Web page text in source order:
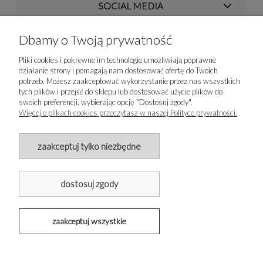
SOCIAL MEDIA
MOJE KONTO
ZAKUPY
INFO
Dbamy o Twoją prywatność
Pliki cookies i pokrewne im technologie umożliwiają poprawne
działanie strony i pomagają nam dostosować ofertę do Twoich
potrzeb. Możesz zaakceptować wykorzystanie przez nas wszystkich
tych plików i przejść do sklepu lub dostosować użycie plików do
swoich preferencji, wybierając opcję "Dostosuj zgody".
Więcej o plikach cookies przeczytasz w naszej Polityce prywatności.
zaakceptuj tylko niezbędne
dostosuj zgody
zaakceptuj wszystkie